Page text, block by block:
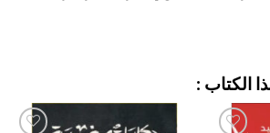
الكتاب :